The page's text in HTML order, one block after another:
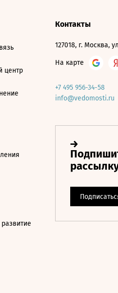
центр
Контакты
127018, г. Москва,
На карте
+7 495 956-34-58
info@vedomosti.ru